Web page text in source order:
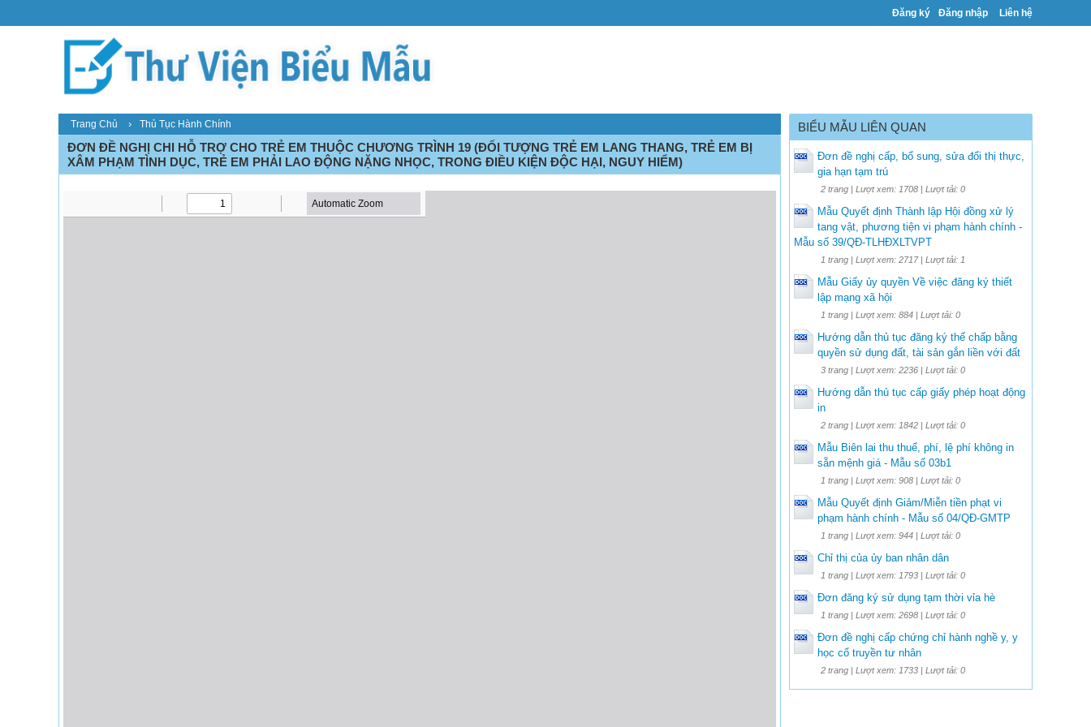
Đăng ký Đăng nhập Liên hệ
Trang Chủ › Thủ Tục Hành Chính
ĐƠN ĐỀ NGHỊ CHI HỖ TRỢ CHO TRẺ EM THUỘC CHƯƠNG TRÌNH 19 (ĐỐI TƯỢNG TRẺ EM LANG THANG, TRẺ EM BỊ
XÂM PHẠM TÌNH DỤC, TRẺ EM PHẢI LAO ĐỘNG NẶNG NHỌC, TRONG ĐIỀU KIỆN ĐỘC HẠI, NGUY HIỂM)
BIỂU MẪU LIÊN QUAN
Đơn đề nghị cấp, bổ sung, sửa đổi thị thực,
gia hạn tạm trú
2 trang | Lượt xem: 1708 | Lượt tải: 0
Mẫu Quyết định Thành lập Hội đồng xử lý
tang vật, phương tiện vi phạm hành chính -
Mẫu số 39/QĐ-TLHĐXLTVPT
1 trang | Lượt xem: 2717 | Lượt tải: 1
Mẫu Giấy ủy quyền Về việc đăng ký thiết
lập mạng xã hội
1 trang | Lượt xem: 884 | Lượt tải: 0
Hướng dẫn thủ tục đăng ký thế chấp bằng
quyền sử dụng đất, tài sản gắn liền với đất
3 trang | Lượt xem: 2236 | Lượt tải: 0
Hướng dẫn thủ tục cấp giấy phép hoạt động
in
2 trang | Lượt xem: 1842 | Lượt tải: 0
Mẫu Biên lai thu thuế, phí, lệ phí không in
sẵn mệnh giá - Mẫu số 03b1
1 trang | Lượt xem: 908 | Lượt tải: 0
Mẫu Quyết định Giảm/Miễn tiền phạt vi
phạm hành chính - Mẫu số 04/QĐ-GMTP
1 trang | Lượt xem: 944 | Lượt tải: 0
Chỉ thị của ủy ban nhân dân
1 trang | Lượt xem: 1793 | Lượt tải: 0
Đơn đăng ký sử dụng tạm thời vỉa hè
1 trang | Lượt xem: 2698 | Lượt tải: 0
Đơn đề nghị cấp chứng chỉ hành nghề y, y
học cổ truyền tư nhân
2 trang | Lượt xem: 1733 | Lượt tải: 0